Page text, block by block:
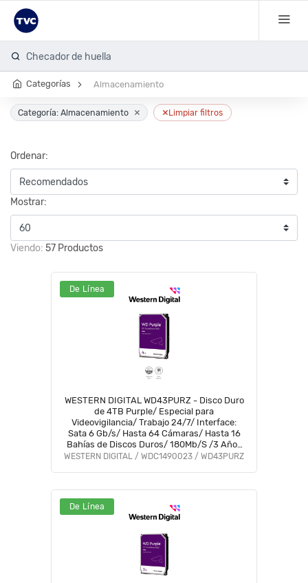
Cáma
Categorías Almacenamiento
Categoría: Almacenamiento × ×Limpiar filtros
Ordenar:
Mostrar:
Viendo: 57 Productos
De Línea
WESTERN DIGITAL WD43PURZ - Disco Duro
de 4TB Purple/ Especial para
Videovigilancia/ Trabajo 24/7/ Interface:
Sata 6 Gb/s/ Hasta 64 Cámaras/ Hasta 16
Bahías de Discos Duros/ 180Mb/S /3 Años
de Garantía #VIVA
WESTERN DIGITAL / WDC1490023 / WD43PURZ
De Línea